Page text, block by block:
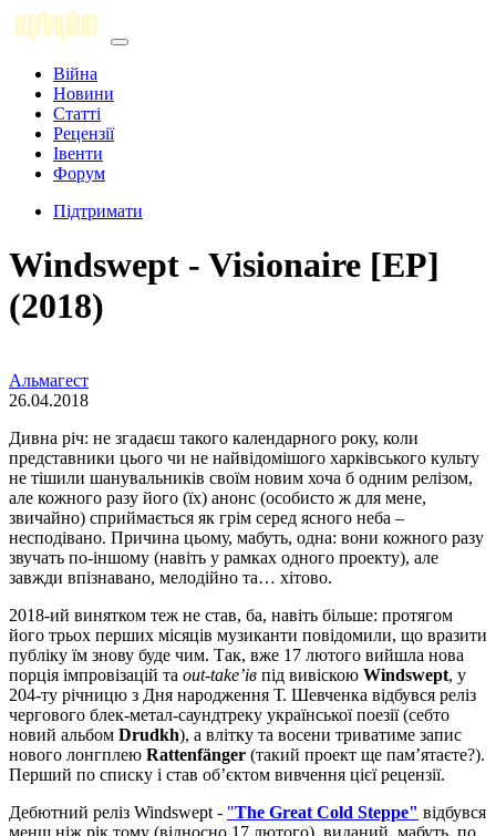
Війна
Новини
Статті
Рецензії
Івенти
Форум
Підтримати
Windswept - Visionaire [EP]
(2018)
Альмагест
26.04.2018
Дивна річ: не згадаєш такого календарного року, коли
представники цього чи не найвідомішого харківського культу
не тішили шанувальників своїм новим хоча б одним релізом,
але кожного разу його (їх) анонс (особисто ж для мене,
звичайно) сприймається як грім серед ясного неба –
несподівано. Причина цьому, мабуть, одна: вони кожного разу
звучать по-іншому (навіть у рамках одного проекту), але
завжди впізнавано, мелодійно та… хітово.
2018-ий винятком теж не став, ба, навіть більше: протягом
його трьох перших місяців музиканти повідомили, що вразити
публіку їм знову буде чим. Так, вже 17 лютого вийшла нова
порція імпровізацій та out-take’ів під вивіскою Windswept, у
204-ту річницю з Дня народження Т. Шевченка відбувся реліз
чергового блек-метал-саундтреку української поезії (себто
новий альбом Drudkh), а влітку та восени триватиме запис
нового лонгплею Rattenfänger (такий проект ще пам’ятаєте?).
Перший по списку і став об’єктом вивчення цієї рецензії.
Дебютний реліз Windswept - "The Great Cold Steppe" відбувся
менш ніж рік тому (відносно 17 лютого), виданий, мабуть, по